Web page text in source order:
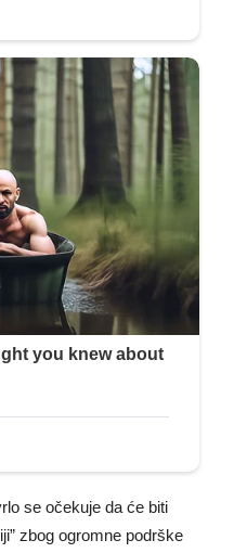
se očekuje da će biti
zbog ogromne podrške